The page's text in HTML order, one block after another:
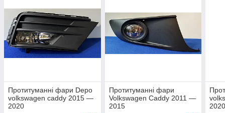
Протитуманні фари Depo
volkswagen caddy 2015 —
2020
Протитуманні фари
Volkswagen Caddy 2011 —
2015